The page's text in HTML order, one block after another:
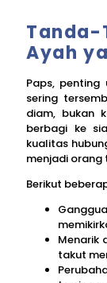
Ayah
Paps,
sering
diam, bukan
berbagi ke
kualitas
menjadi orang
Berikut
Menarik
takut